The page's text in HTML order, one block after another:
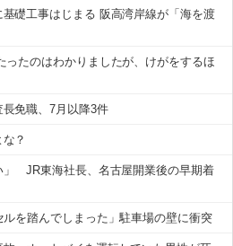
基礎工事はじまる 阪高湾岸線が「海を渡
ったのはわかりましたが、けがをするほ
免職、7月以降3件
？
」 JR東海社長、名古屋開業後の早期着
を踏んでしまった」駐車場の壁に衝突